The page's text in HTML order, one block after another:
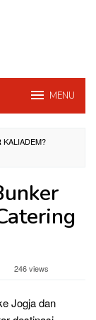
MENU
KALIADEM?
246 views
Jogja dan